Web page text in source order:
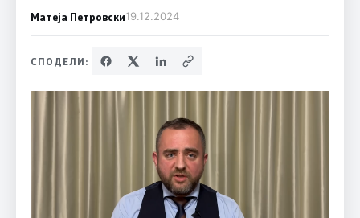
Матеја Петровски19.12.2024
СПОДЕЛИ: